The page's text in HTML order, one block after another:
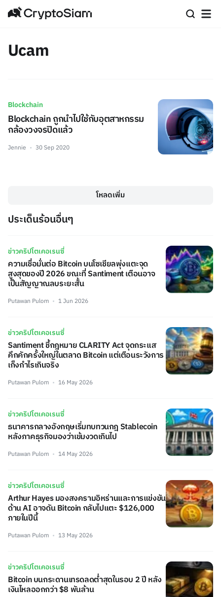
Ucam
Blockchain
Blockchain ถูกนำไปใช้กับอุตสาหกรรม
กล้องวงจรปิดแล้ว
Jennie 30 Sep 2020
โหลดเพิ่ม
ประเด็นร้อนอื่นๆ
ข่าวคริปโตเคอเรนซี่
ความเชื่อมั่นต่อ Bitcoin บนโซเชียลพุ่งแตะจุด
สูงสุดของปี 2026 ขณะที่ Santiment เตือนอาจ
เป็นสัญญาณลบระยะสั้น
Putawan Pulom 1 Jun 2026
ข่าวคริปโตเคอเรนซี่
Santiment ชี้กฎหมาย CLARITY Act จุดกระแส
คึกคักครั้งใหญ่ในตลาด Bitcoin แต่เตือนระวังการ
เก็งกำไรเกินจริง
Putawan Pulom 16 May 2026
ข่าวคริปโตเคอเรนซี่
ธนาคารกลางอังกฤษเริ่มทบทวนกฎ Stablecoin
หลังภาคธุรกิจมองว่าเข้มงวดเกินไป
Putawan Pulom 14 May 2026
ข่าวคริปโตเคอเรนซี่
Arthur Hayes มองสงครามอิหร่านและการแข่งขัน
ด้าน AI อาจดัน Bitcoin กลับไปแตะ $126,000
ภายในปีนี้
Putawan Pulom 13 May 2026
ข่าวคริปโตเคอเรนซี่
Bitcoin บนกระดานเทรดลดต่ำสุดในรอบ 2 ปี หลัง
เงินไหลออกกว่า $8 พันล้าน